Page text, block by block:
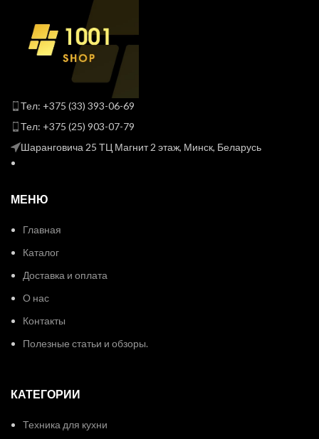
Тел: +375 (33) 393-06-69
Тел: +375 (25) 903-07-79
Шаранговича 25 ТЦ Магнит 2 этаж, Минск, Беларусь
МЕНЮ
Главная
Каталог
Доставка и оплата
О нас
Контакты
Полезные статьи и обзоры.
КАТЕГОРИИ
Техника для кухни